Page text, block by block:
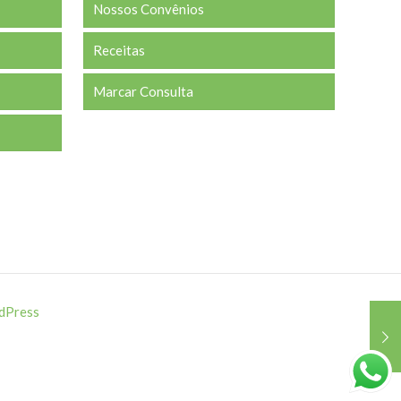
Nossos Convênios
Receitas
Marcar Consulta